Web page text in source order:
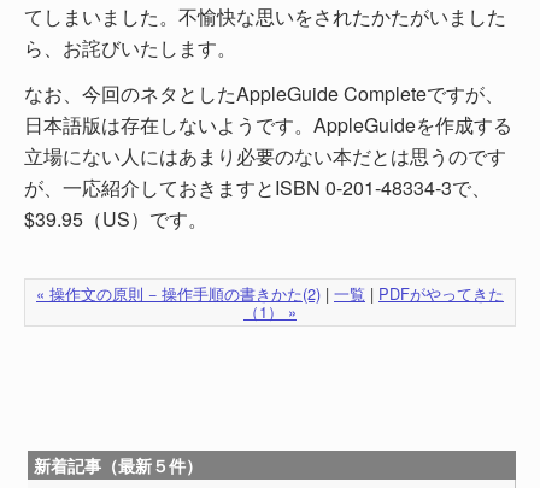
てしまいました。不愉快な思いをされたかたがいました
ら、お詫びいたします。
なお、今回のネタとしたAppleGuide Completeですが、
日本語版は存在しないようです。AppleGuideを作成する
立場にない人にはあまり必要のない本だとは思うのです
が、一応紹介しておきますとISBN 0-201-48334-3で、
$39.95（US）です。
« 操作文の原則 − 操作手順の書きかた(2) | 一覧 | PDFがやってきた
（1） »
新着記事（最新５件）